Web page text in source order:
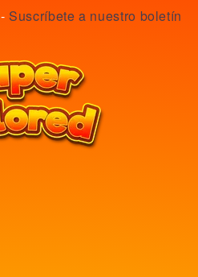
-Suscríbete a nuestro boletín